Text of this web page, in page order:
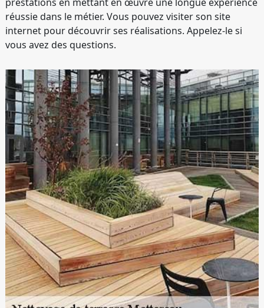
prestations en mettant en œuvre une longue expérience
réussie dans le métier. Vous pouvez visiter son site
internet pour découvrir ses réalisations. Appelez-le si
vous avez des questions.